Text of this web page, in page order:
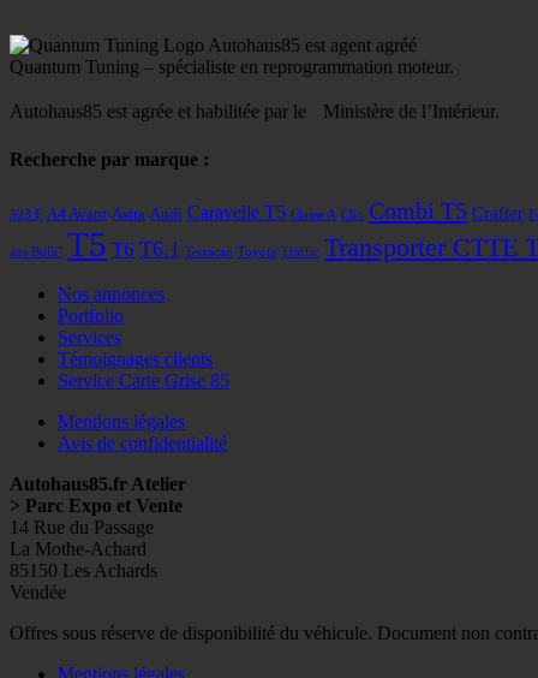
Autohaus85 est agent agréé
Quantum Tuning – spécialiste en reprogrammation moteur.
Autohaus85 est agrée et habilitée par le Ministère de l’Intérieur.
Recherche par marque :
323 F A4 Avant Astra Audi Caravelle T5 Classe A Clio Combi T5 Crafter
ans Bulli" T5 T6 T6.1 Terracan Toyota Traffic Transporter CTTE
Nos annonces
Portfolio
Services
Témoignages clients
Service Carte Grise 85
Mentions légales
Avis de confidentialité
Autohaus85.fr Atelier
> Parc Expo et Vente
14 Rue du Passage
La Mothe-Achard
85150 Les Achards
Vendée
Facebook
Googleplus
E-
Instagram
Tél
Offres sous réserve de disponibilité du véhicule. Document non
Mentions légales